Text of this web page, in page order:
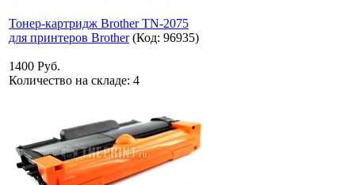
Тонер-картридж Brother TN-2075
для принтеров Brother (Код: 96935)
1400 Руб.
Количество на складе: 4